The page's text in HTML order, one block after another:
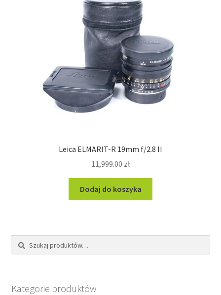
Leica ELMARIT-R 19mm f/2.8 II
11,999.00 zł
Dodaj do koszyka
Szukaj:
Szukaj
Kategorie produktów